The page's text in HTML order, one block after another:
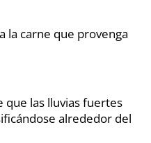
la carne que provenga
que las lluvias fuertes
alrededor del